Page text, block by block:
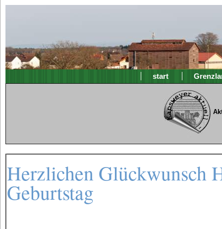
start
Herzlichen Glückwunsch
Geburtstag